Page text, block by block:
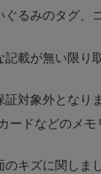
ぐるみのタグ、
載が無い限り
対象外となりま
ードなどのメ
のキズに関しま